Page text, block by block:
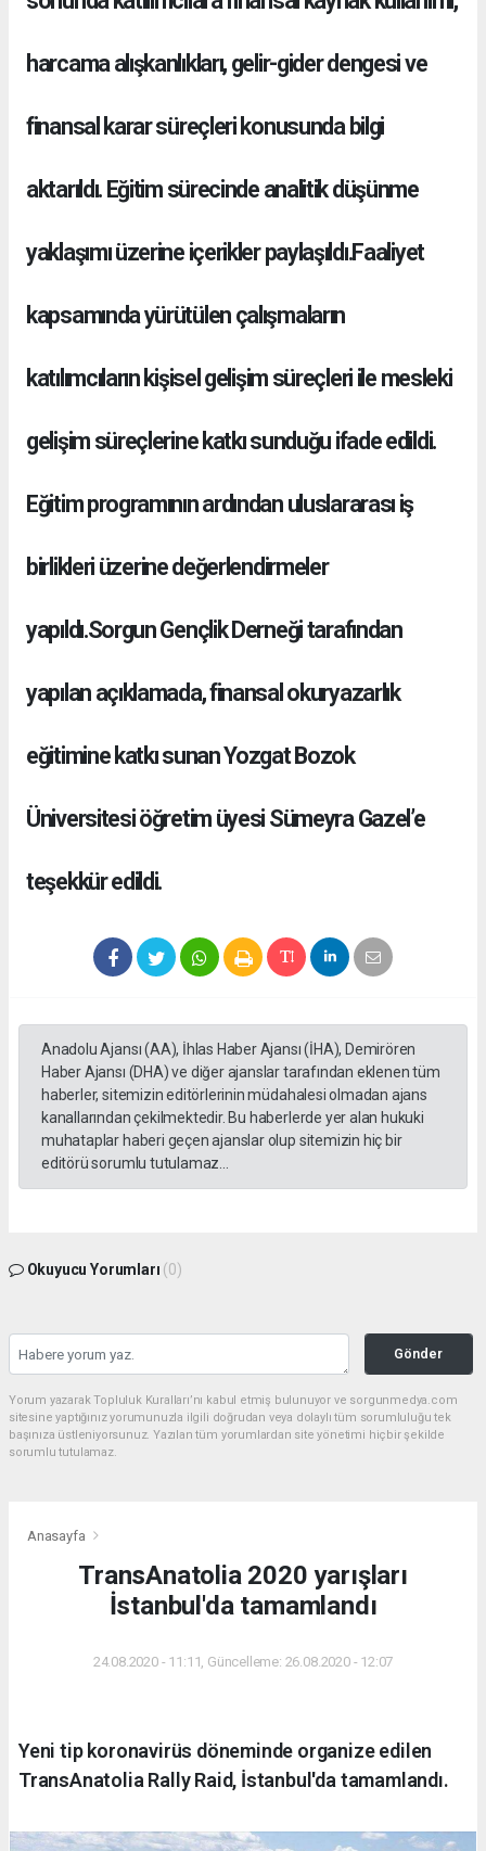
harcama alışkanlıkları, gelir-gider dengesi ve
finansal karar süreçleri konusunda bilgi
aktarıldı. Eğitim sürecinde analitik düşünme
yaklaşımı üzerine içerikler paylaşıldı.Faaliyet
kapsamında yürütülen çalışmaların
katılımcıların kişisel gelişim süreçleri ile mesleki
gelişim süreçlerine katkı sunduğu ifade edildi.
Eğitim programının ardından uluslararası iş
birlikleri üzerine değerlendirmeler
yapıldı.Sorgun Gençlik Derneği tarafından
yapılan açıklamada, finansal okuryazarlık
eğitimine katkı sunan Yozgat Bozok
Üniversitesi öğretim üyesi Sümeyra Gazel’e
teşekkür edildi.
Anadolu Ajansı (AA), İhlas Haber Ajansı (İHA), Demirören
Haber Ajansı (DHA) ve diğer ajanslar tarafından eklenen tüm
haberler, sitemizin editörlerinin müdahalesi olmadan ajans
kanallarından çekilmektedir. Bu haberlerde yer alan hukuki
muhataplar haberi geçen ajanslar olup sitemizin hiç bir
editörü sorumlu tutulamaz...
Okuyucu Yorumları (0)
Gönder
Yorum yazarak Topluluk Kuralları’nı kabul etmiş bulunuyor ve sorgunmedya.com
sitesine yaptığınız yorumunuzla ilgili doğrudan veya dolaylı tüm sorumluluğu tek
başınıza üstleniyorsunuz. Yazılan tüm yorumlardan site yönetimi hiçbir şekilde
sorumlu tutulamaz.
Anasayfa
TransAnatolia 2020 yarışları
İstanbul'da tamamlandı
24.08.2020 - 11:11, Güncelleme: 26.08.2020 - 12:07
Yeni tip koronavirüs döneminde organize edilen
TransAnatolia Rally Raid, İstanbul'da tamamlandı.